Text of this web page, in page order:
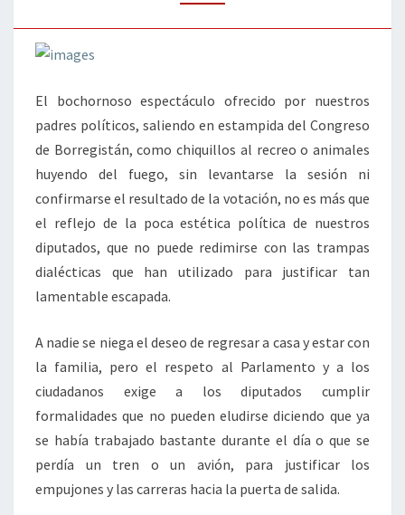
El bochornoso espectáculo ofrecido por nuestros
padres políticos, saliendo en estampida del Congreso
de Borregistán, como chiquillos al recreo o animales
huyendo del fuego, sin levantarse la sesión ni
confirmarse el resultado de la votación, no es más que
el reflejo de la poca estética política de nuestros
diputados, que no puede redimirse con las trampas
dialécticas que han utilizado para justificar tan
lamentable escapada.
A nadie se niega el deseo de regresar a casa y estar con
la familia, pero el respeto al Parlamento y a los
ciudadanos exige a los diputados cumplir
formalidades que no pueden eludirse diciendo que ya
se había trabajado bastante durante el día o que se
perdía un tren o un avión, para justificar los
empujones y las carreras hacia la puerta de salida.